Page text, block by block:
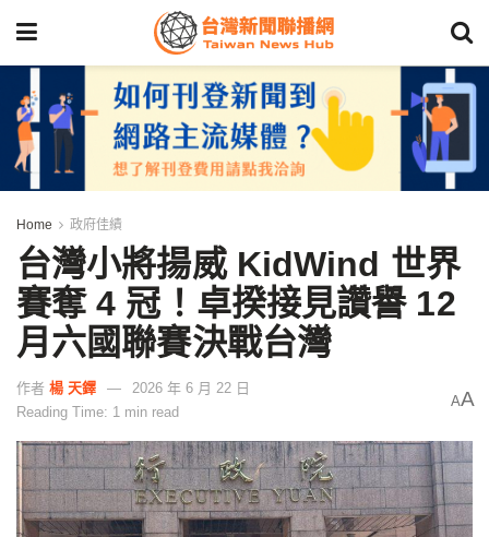
Home 政府佳績
台灣小將揚威 KidWind 世界
賽奪 4 冠！卓揆接見讚譽 12
月六國聯賽決戰台灣
作者 楊 天鐸
2026 年 6 月 22 日
Reading Time: 1 min read
AA